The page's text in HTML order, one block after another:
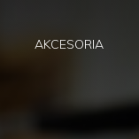
AKCESORIA